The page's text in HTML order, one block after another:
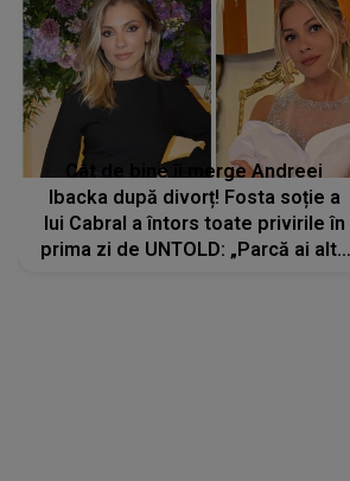
Cât de bine îi merge Andreei
Ibacka după divorț! Fosta soție a
lui Cabral a întors toate privirile în
prima zi de UNTOLD: „Parcă ai altă